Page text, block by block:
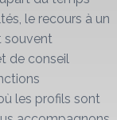
le recours à un
souvent
de conseil
les profils sont